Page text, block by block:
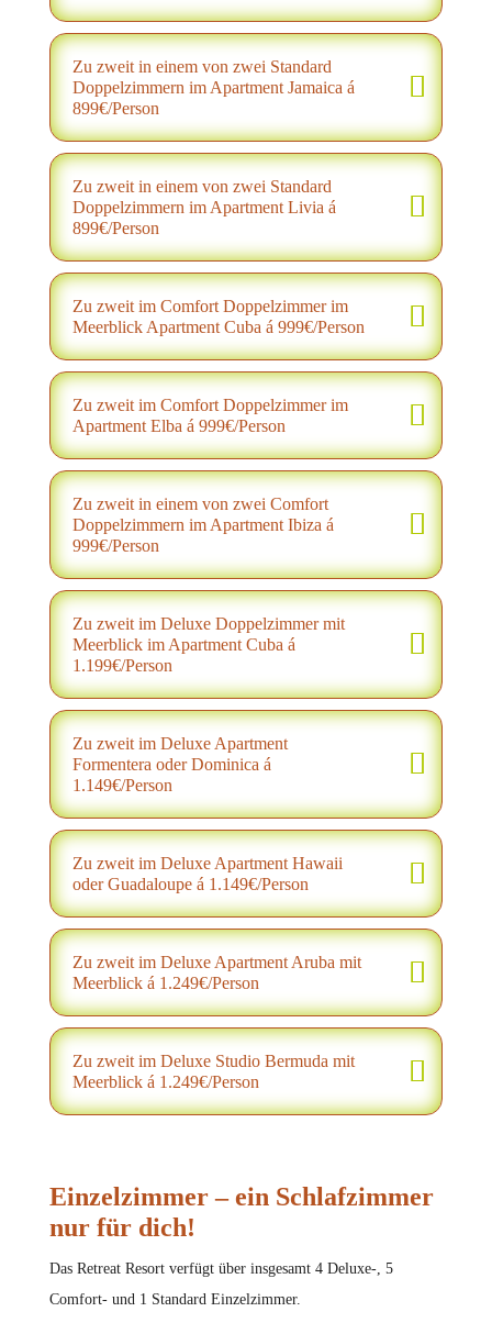
Zu zweit in einem von zwei Standard
Doppelzimmern im Apartment Jamaica á
899€/Person
Zu zweit in einem von zwei Standard
Doppelzimmern im Apartment Livia á
899€/Person
Zu zweit im Comfort Doppelzimmer im
Meerblick Apartment Cuba á 999€/Person
Zu zweit im Comfort Doppelzimmer im
Apartment Elba á 999€/Person
Zu zweit in einem von zwei Comfort
Doppelzimmern im Apartment Ibiza á
999€/Person
Zu zweit im Deluxe Doppelzimmer mit
Meerblick im Apartment Cuba á
1.199€/Person
Zu zweit im Deluxe Apartment
Formentera oder Dominica á
1.149€/Person
Zu zweit im Deluxe Apartment Hawaii
oder Guadaloupe á 1.149€/Person
Zu zweit im Deluxe Apartment Aruba mit
Meerblick á 1.249€/Person
Zu zweit im Deluxe Studio Bermuda mit
Meerblick á 1.249€/Person
Einzelzimmer – ein Schlafzimmer
nur für dich!
Das Retreat Resort verfügt über insgesamt 4 Deluxe-, 5
Comfort- und 1 Standard Einzelzimmer.